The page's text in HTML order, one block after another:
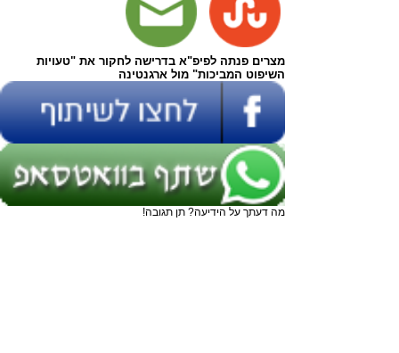
מצרים פנתה לפיפ"א בדרישה לחקור את "טעויות
השיפוט המביכות" מול ארגנטינה
מה דעתך על הידיעה? תן תגובה!